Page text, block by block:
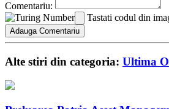
Comentariu:
Tastati codul din
Alte stiri din categoria: Ultima